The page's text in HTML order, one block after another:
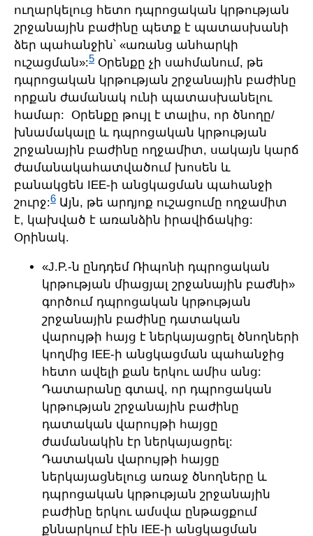
ուղարկելուց հետո դպրոցական կրթության
շրջանային բաժինը պետք է պատասխանի
ձեր պահանջին՝ «առանց անհարկի
ուշացման»:5 Օրենքը չի սահմանում, թե
դպրոցական կրթության շրջանային բաժինը
որքան ժամանակ ունի պատասխանելու
համար: Օրենքը թույլ է տալիս, որ ծնողը/
խնամակալը և դպրոցական կրթության
շրջանային բաժինը ողջամիտ, սակայն կարճ
ժամանակահատվածում խոսեն և
բանակցեն IEE-ի անցկացման պահանջի
շուրջ:6 Այն, թե արդյոք ուշացումը ողջամիտ
է, կախված է առանձին իրավիճակից:
Օրինակ.
«J.P.-ն ընդդեմ Ռիպոնի դպրոցական
կրթության միացյալ շրջանային բաժնի»
գործում դպրոցական կրթության
շրջանային բաժինը դատական
վարույթի հայց է ներկայացրել ծնողների
կողմից IEE-ի անցկացման պահանջից
հետո ավելի քան երկու ամիս անց:
Դատարանը գտավ, որ դպրոցական
կրթության շրջանային բաժինը
դատական վարույթի հայցը
ժամանակին էր ներկայացրել:
Դատական վարույթի հայցը
ներկայացնելուց առաջ ծնողները և
դպրոցական կրթության շրջանային
բաժինը երկու ամսվա ընթացքում
քննարկում էին IEE-ի անցկացման